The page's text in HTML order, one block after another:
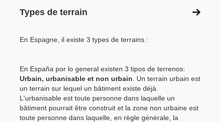
Types de terrain
En Espagne, il existe 3 types de terrains :
En España por lo general existen 3 tipos de terrenos:
Urbain, urbanisable et non urbain . Un terrain urbain est
un terrain sur lequel un bâtiment existe déjà.
L'urbanisable est toute personne dans laquelle un
bâtiment pourrait être construit et la zone non urbaine est
toute personne dans laquelle, en règle générale, la